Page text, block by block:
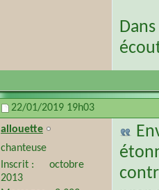
22/01/2019 19h03
allouette
chanteuse
Inscrit
octobre
2013